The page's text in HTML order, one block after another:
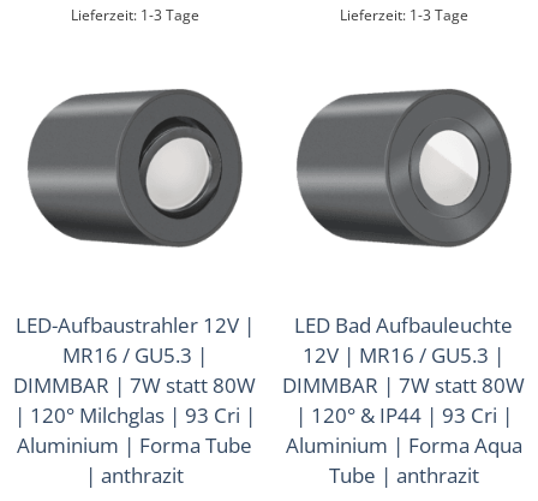
Lieferzeit: 1-3 Tage
Lieferzeit: 1-3 Tage
LED-Aufbaustrahler 12V |
MR16 / GU5.3 |
DIMMBAR | 7W statt 80W
| 120° Milchglas | 93 Cri |
Aluminium | Forma Tube
| anthrazit
LED Bad Aufbauleuchte
12V | MR16 / GU5.3 |
DIMMBAR | 7W statt 80W
| 120° & IP44 | 93 Cri |
Aluminium | Forma Aqua
Tube | anthrazit